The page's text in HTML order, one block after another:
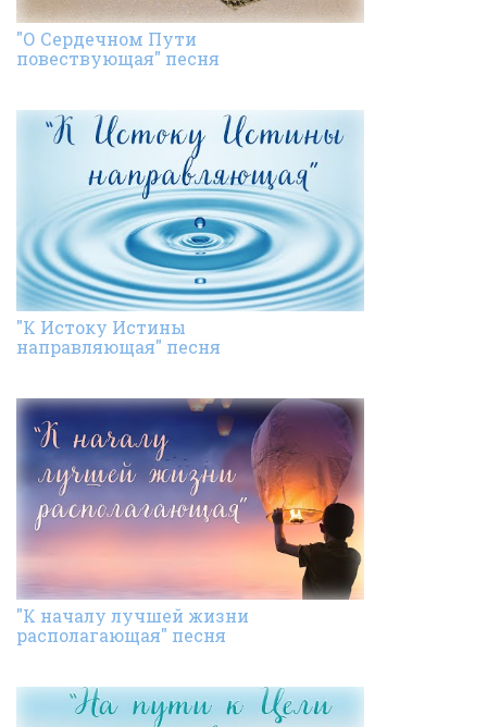
"О Сердечном Пути
повествующая" песня
"К Истоку Истины
направляющая" песня
"К началу лучшей жизни
располагающая" песня